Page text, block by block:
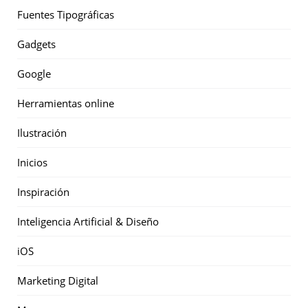
Fuentes Tipográficas
Gadgets
Google
Herramientas online
Ilustración
Inicios
Inspiración
Inteligencia Artificial & Diseño
iOS
Marketing Digital